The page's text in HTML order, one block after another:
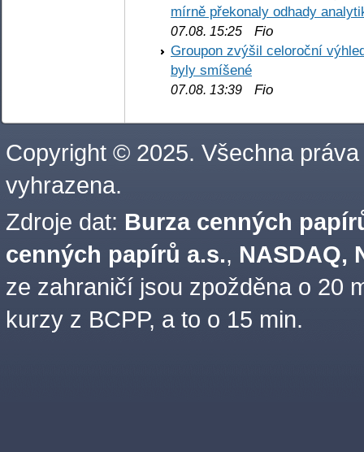
mírně překonaly odhady
07.08. 15:25 Fio
Groupon zvýšil celoroční
byly smíšené
07.08. 13:39 Fio
Copyright © 2025. Všechna práva
vyhrazena.
Zdroje dat: Burza cenných
cenných papírů a.s., NASDAQ,
ze zahraničí jsou zpožděna o 20
kurzy z BCPP, a to o 15 min.